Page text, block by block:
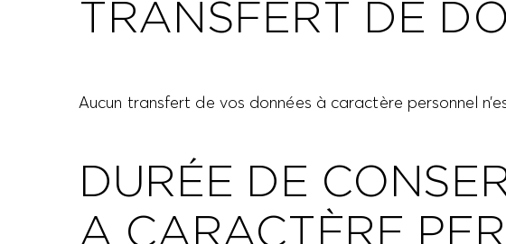
TRANSFERT DE
Aucun transfert de vos données à caractère personnel
DURÉE DE
A CARACTÈRE